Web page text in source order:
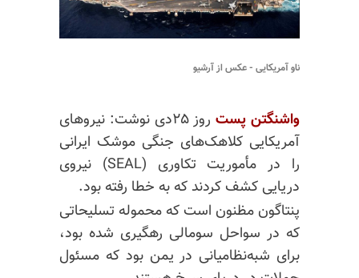
ناو آمریکایی - عکس از آرشیو
واشنگتن پست
روز ۲۵دی نوشت: نیروهای
آمریکایی کلاهک‌های جنگی موشک ایرانی
را در مأموریت تکاوری (SEAL) نیروی
دریایی کشف کردند که به خطا رفته بود.
پنتاگون مظنون است که محموله تسلیحاتی
که در سواحل سومالی رهگیری شده بود،
برای شبه‌نظامیانی در یمن بود که مسئول